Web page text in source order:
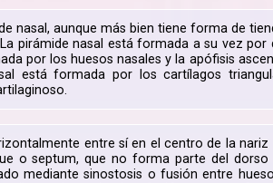
nasal, aunque más bien tiene forma de
pirámide nasal está formada a su vez
por los huesos nasales y la apófisis
está formada por los cartílagos
entre sí en el centro de la
o septum, que no forma parte del dorso
mediante sinostosis o fusión entre